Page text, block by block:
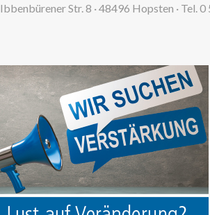
Ibbenbürener Str. 8 · 48496 Hopsten · Tel.